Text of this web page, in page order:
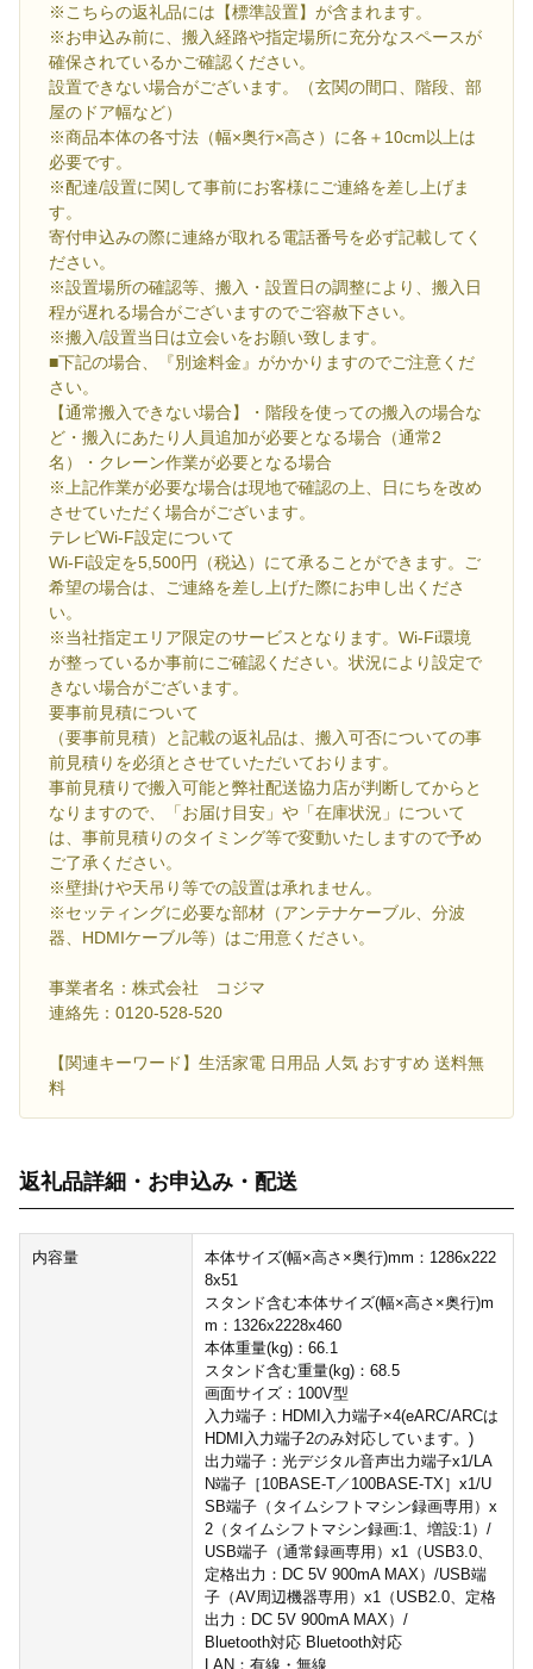
※こちらの返礼品には【標準設置】が含まれます。
※お申込み前に、搬入経路や指定場所に充分なスペースが
確保されているかご確認ください。
設置できない場合がございます。（玄関の間口、階段、部
屋のドア幅など）
※商品本体の各寸法（幅×奥行×高さ）に各＋10cm以上は
必要です。
※配達/設置に関して事前にお客様にご連絡を差し上げま
す。
寄付申込みの際に連絡が取れる電話番号を必ず記載してく
ださい。
※設置場所の確認等、搬入・設置日の調整により、搬入日
程が遅れる場合がございますのでご容赦下さい。
※搬入/設置当日は立会いをお願い致します。
■下記の場合、『別途料金』がかかりますのでご注意くだ
さい。
【通常搬入できない場合】・階段を使っての搬入の場合な
ど・搬入にあたり人員追加が必要となる場合（通常2
名）・クレーン作業が必要となる場合
※上記作業が必要な場合は現地で確認の上、日にちを改め
させていただく場合がございます。
テレビWi-F設定について
Wi-Fi設定を5,500円（税込）にて承ることができます。ご
希望の場合は、ご連絡を差し上げた際にお申し出くださ
い。
※当社指定エリア限定のサービスとなります。Wi-Fi環境
が整っているか事前にご確認ください。状況により設定で
きない場合がございます。
要事前見積について
（要事前見積）と記載の返礼品は、搬入可否についての事
前見積りを必須とさせていただいております。
事前見積りで搬入可能と弊社配送協力店が判断してからと
なりますので、「お届け目安」や「在庫状況」について
は、事前見積りのタイミング等で変動いたしますので予め
ご了承ください。
※壁掛けや天吊り等での設置は承れません。
※セッティングに必要な部材（アンテナケーブル、分波
器、HDMIケーブル等）はご用意ください。
事業者名：株式会社 コジマ
連絡先：0120-528-520
【関連キーワード】生活家電 日用品 人気 おすすめ 送料無
料
返礼品詳細・お申込み・配送
内容量
本体サイズ(幅×高さ×奥行)mm：1286x222
8x51
スタンド含む本体サイズ(幅×高さ×奥行)m
m：1326x2228x460
本体重量(kg)：66.1
スタンド含む重量(kg)：68.5
画面サイズ：100V型
入力端子：HDMI入力端子×4(eARC/ARCは
HDMI入力端子2のみ対応しています。)
出力端子：光デジタル音声出力端子x1/LA
N端子［10BASE-T／100BASE-TX］x1/U
SB端子（タイムシフトマシン録画専用）x
2（タイムシフトマシン録画:1、増設:1）/
USB端子（通常録画専用）x1（USB3.0、
定格出力：DC 5V 900mA MAX）/USB端
子（AV周辺機器専用）x1（USB2.0、定格
出力：DC 5V 900mA MAX）/
Bluetooth対応 Bluetooth対応
LAN：有線・無線